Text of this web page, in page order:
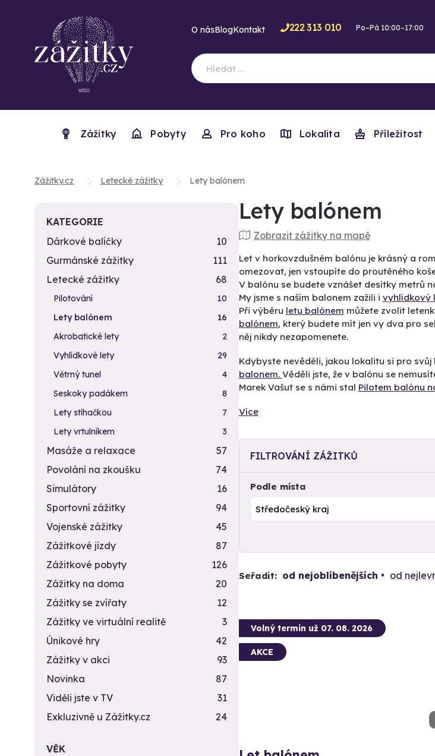
O násBlogKontakt 222 313 010 Po–Pá 10:00–17:00
Zážitky Pobyty Pro koho Lokalita Příležitost
Zážitky.cz Letecké zážitky Lety balónem
Lety balónem
Zobrazit zážitky na mapě
Let v horkovzdušném balónu je krásný a
omezovat, jen vstoupíte do proutěného
V balónu se budete vznášet desítky metrů
My jsme s naším balonem zažili i vyhlídkový
Při výběru letu balónem můžete zvolit
balónem, který budete mít jen vy dva pro
něj nikdy nezapomenete.
Kdybyste nevěděli, jakou lokalitu si pro
balonem. Věděli jste, že v balónu se
Marek Vašut se s námi stal Pilotem balónu
Více
FILTROVÁNÍ ZÁŽITKŮ
Podle místa
Seřadit: od nejoblíbenějších od
Volný termín už 07. 08. 2026
AKCE
KATEGORIE
Dárkové balíčky
10
Gurmánské zážitky
111
Letecké zážitky
68
Pilotování
10
Lety balónem
16
Akrobatické lety
2
Vyhlídkové lety
29
Větrný tunel
4
Seskoky padákem
8
Lety stíhačkou
7
Lety vrtulníkem
3
Masáže a relaxace
57
Povolání na zkoušku
74
Simulátory
16
Sportovní zážitky
94
Vojenské zážitky
45
Zážitkové jízdy
87
Zážitkové pobyty
126
Zážitky na doma
20
Zážitky se zvířaty
12
Zážitky ve virtuální realitě
3
Únikové hry
42
Zážitky v akci
93
Novinka
87
Viděli jste v TV
31
Exkluzivně u Zážitky.cz
24
VĚK